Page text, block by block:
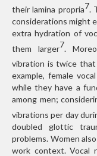
their lamina propria7.
considerations might
extra hydration of
them larger7.
vibration is twice
example, female
while they have a
among men;
vibrations per day
doubled glottic
problems. Women
work context. Vocal